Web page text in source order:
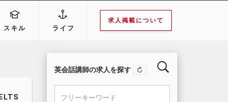
スキル ライフ
求人掲載について
英会話講師の求人を探す